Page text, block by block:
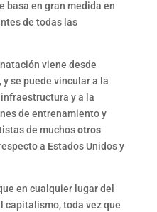
basa en gran medida en
de todas las
viene desde
se puede vincular a la
y a la
de entrenamiento y
de muchosotros
a Estados Unidos y
en cualquier lugar del
capitalismo, toda vez que